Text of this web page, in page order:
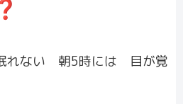
れない 朝5時には 目が覚